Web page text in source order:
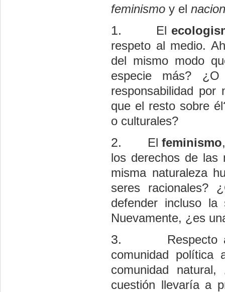
feminismo y el
1.
El
respeto al medio.
del mismo modo
especie más?
responsabilidad por
que el resto sobre
o culturales?
2.
El feminismo
los derechos de las
misma naturaleza
seres racionales?
defender incluso
Nuevamente, ¿es
3.
comunidad política
comunidad
cuestión llevaría a